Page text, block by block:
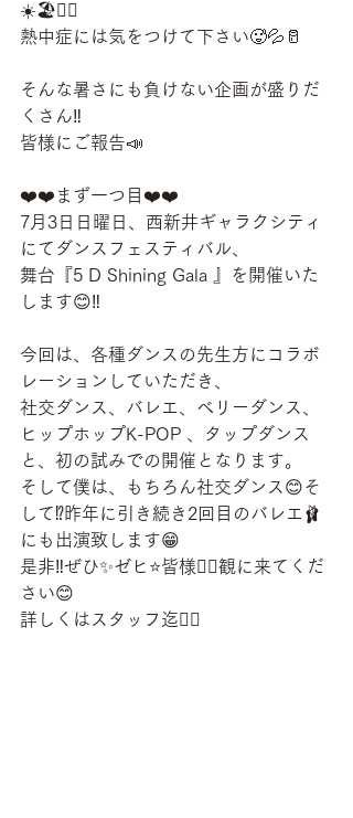
☀️🏖🏄‍♂️
熱中症には気をつけて下さい🥵💦🥛
そんな暑さにも負けない企画が盛りだ
くさん‼️
皆様にご報告📣
❤️❤️まず一つ目❤️❤️
7月3日日曜日、西新井ギャラクシティ
にてダンスフェスティバル、
舞台『5 D Shining Gala 』を開催いた
します😊‼️
今回は、各種ダンスの先生方にコラボ
レーションしていただき、
社交ダンス、バレエ、ベリーダンス、
ヒップホップK-POP 、タップダンス
と、初の試みでの開催となります。
そして僕は、もちろん社交ダンス😊そ
して⁉️昨年に引き続き2回目のバレエ🩰
にも出演致します😁
是非‼️ぜひ✨ゼヒ⭐️皆様🙋‍♂️観に来てくだ
さい😊
詳しくはスタッフ迄🙋‍♂️